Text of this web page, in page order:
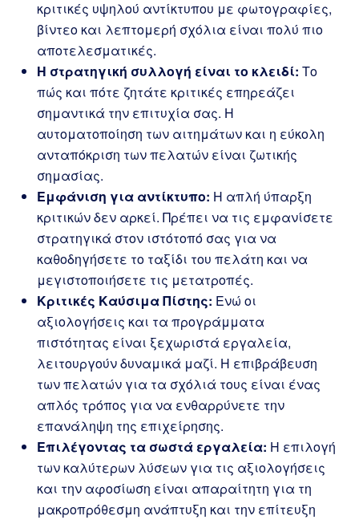
κριτικές υψηλού αντίκτυπου με φωτογραφίες,
βίντεο και λεπτομερή σχόλια είναι πολύ πιο
αποτελεσματικές.
Η στρατηγική συλλογή είναι το κλειδί: Το
πώς και πότε ζητάτε κριτικές επηρεάζει
σημαντικά την επιτυχία σας. Η
αυτοματοποίηση των αιτημάτων και η εύκολη
ανταπόκριση των πελατών είναι ζωτικής
σημασίας.
Εμφάνιση για αντίκτυπο: Η απλή ύπαρξη
κριτικών δεν αρκεί. Πρέπει να τις εμφανίσετε
στρατηγικά στον ιστότοπό σας για να
καθοδηγήσετε το ταξίδι του πελάτη και να
μεγιστοποιήσετε τις μετατροπές.
Κριτικές Καύσιμα Πίστης: Ενώ οι
αξιολογήσεις και τα προγράμματα
πιστότητας είναι ξεχωριστά εργαλεία,
λειτουργούν δυναμικά μαζί. Η επιβράβευση
των πελατών για τα σχόλιά τους είναι ένας
απλός τρόπος για να ενθαρρύνετε την
επανάληψη της επιχείρησης.
Επιλέγοντας τα σωστά εργαλεία: Η επιλογή
των καλύτερων λύσεων για τις αξιολογήσεις
και την αφοσίωση είναι απαραίτητη για τη
μακροπρόθεσμη ανάπτυξη και την επίτευξη